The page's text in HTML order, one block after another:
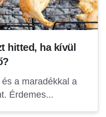
hitted, ha kívül
a maradékkal a
Érdemes...